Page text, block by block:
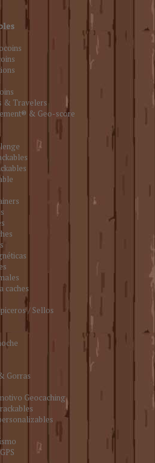
& Travelers
& Geo-score
caches
/ Sellos
Gorras
Geocaching